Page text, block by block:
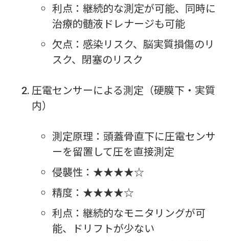
利点：継続的な測定が可能、同時に
治療的髄液ドレナージも可能
欠点：感染リスク、脳実質損傷のリ
スク、閉塞のリスク
圧電センサーによる測定（硬膜下・実質
内）
測定原理：頭蓋骨直下に圧電センサ
ーを留置して圧を直接測定
侵襲性：★★★★☆
精度：★★★★☆
利点：継続的なモニタリングが可
能、ドリフトが少ない